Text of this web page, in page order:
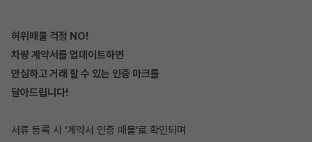
허위매물 걱정 NO!
차량 계약서를 업데이트하면
안심하고 거래 할 수 있는 인증 마크를
달아드립니다!
서류 등록 시 '계약서 인증 매물'로 확인되며